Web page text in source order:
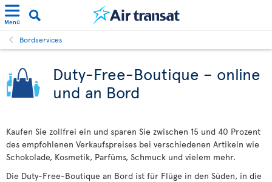
Menü
Bordservices
Duty-Free-Boutique – online
und an Bord
Kaufen Sie zollfrei ein und sparen Sie zwischen 15 und 40 Prozent
des empfohlenen Verkaufspreises bei verschiedenen Artikeln wie
Schokolade, Kosmetik, Parfüms, Schmuck und vielem mehr.
Die Duty-Free-Boutique an Bord ist für Flüge in den Süden, in die